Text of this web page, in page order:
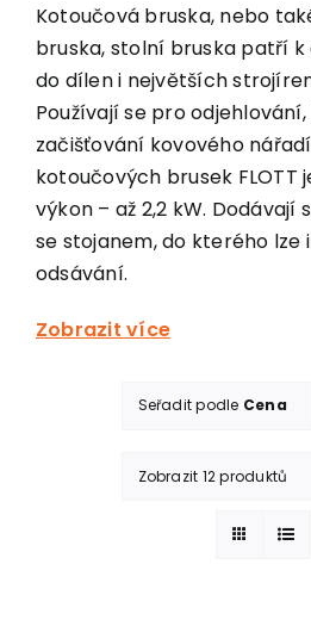
O firmě
Košík
Kotoučová bruska, nebo
bruska, stolní bruska patří
do dílen i největších
Používají se pro
začišťování kovového
kotoučových brusek FLOTT
výkon – až 2,2 kW. Dodávají
se stojanem, do kterého lze
odsávání.
Zobrazit více
Seřadit podle Cena
Zobrazit 12 produktů